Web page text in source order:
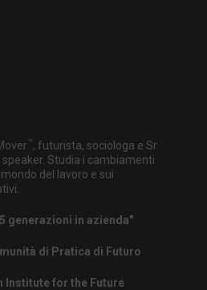
™, futurista, sociologa e Sr
Studia i cambiamenti
del lavoro e sui
generazioni in azienda"
di Pratica di Futuro
Institute for the Future